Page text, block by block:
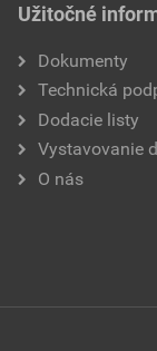
Užitočné
Dokumenty
Technická
Dodacie listy
Vystavovanie
O nás